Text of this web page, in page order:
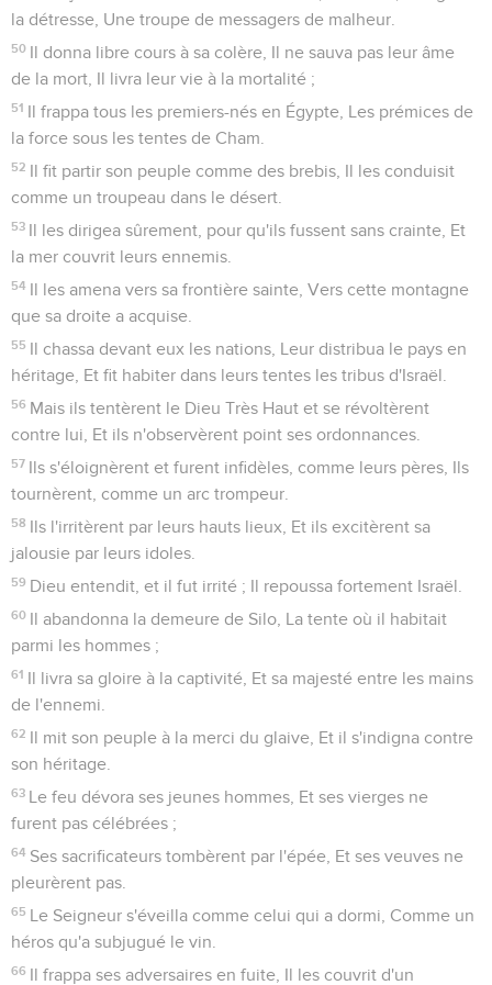
la détresse, Une troupe de messagers de malheur.
50 Il donna libre cours à sa colère, Il ne sauva pas leur âme
de la mort, Il livra leur vie à la mortalité ;
51 Il frappa tous les premiers-nés en Égypte, Les prémices de
la force sous les tentes de Cham.
52 Il fit partir son peuple comme des brebis, Il les conduisit
comme un troupeau dans le désert.
53 Il les dirigea sûrement, pour qu'ils fussent sans crainte, Et
la mer couvrit leurs ennemis.
54 Il les amena vers sa frontière sainte, Vers cette montagne
que sa droite a acquise.
55 Il chassa devant eux les nations, Leur distribua le pays en
héritage, Et fit habiter dans leurs tentes les tribus d'Israël.
56 Mais ils tentèrent le Dieu Très Haut et se révoltèrent
contre lui, Et ils n'observèrent point ses ordonnances.
57 Ils s'éloignèrent et furent infidèles, comme leurs pères, Ils
tournèrent, comme un arc trompeur.
58 Ils l'irritèrent par leurs hauts lieux, Et ils excitèrent sa
jalousie par leurs idoles.
59 Dieu entendit, et il fut irrité ; Il repoussa fortement Israël.
60 Il abandonna la demeure de Silo, La tente où il habitait
parmi les hommes ;
61 Il livra sa gloire à la captivité, Et sa majesté entre les mains
de l'ennemi.
62 Il mit son peuple à la merci du glaive, Et il s'indigna contre
son héritage.
63 Le feu dévora ses jeunes hommes, Et ses vierges ne
furent pas célébrées ;
64 Ses sacrificateurs tombèrent par l'épée, Et ses veuves ne
pleurèrent pas.
65 Le Seigneur s'éveilla comme celui qui a dormi, Comme un
héros qu'a subjugué le vin.
66 Il frappa ses adversaires en fuite, Il les couvrit d'un